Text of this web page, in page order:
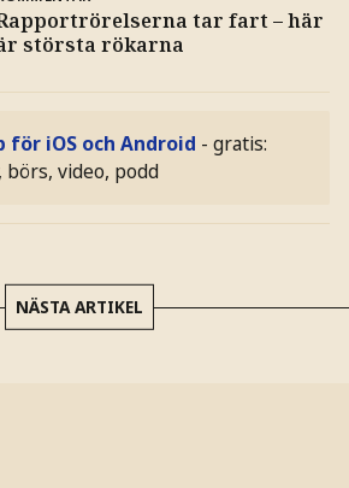
tar fart – här
största rökarna
för iOS och Android - gratis:
börs, video, podd
NÄSTA ARTIKEL